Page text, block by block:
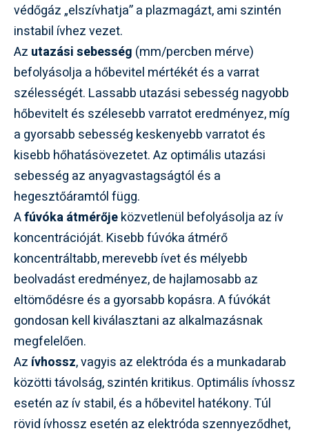
védőgáz „elszívhatja” a plazmagázt, ami szintén
instabil ívhez vezet.
Az utazási sebesség (mm/percben mérve)
befolyásolja a hőbevitel mértékét és a varrat
szélességét. Lassabb utazási sebesség nagyobb
hőbevitelt és szélesebb varratot eredményez, míg
a gyorsabb sebesség keskenyebb varratot és
kisebb hőhatásövezetet. Az optimális utazási
sebesség az anyagvastagságtól és a
hegesztőáramtól függ.
Afúvóka átmérőjeközvetlenül befolyásolja az ív
koncentrációját. Kisebb fúvóka átmérő
koncentráltabb, merevebb ívet és mélyebb
beolvadást eredményez, de hajlamosabb az
eltömődésre és a gyorsabb kopásra. A fúvókát
gondosan kell kiválasztani az alkalmazásnak
megfelelően.
Az ívhossz, vagyis az elektróda és a munkadarab
közötti távolság, szintén kritikus. Optimális ívhossz
esetén az ív stabil, és a hőbevitel hatékony. Túl
rövid ívhossz esetén az elektróda szennyeződhet,